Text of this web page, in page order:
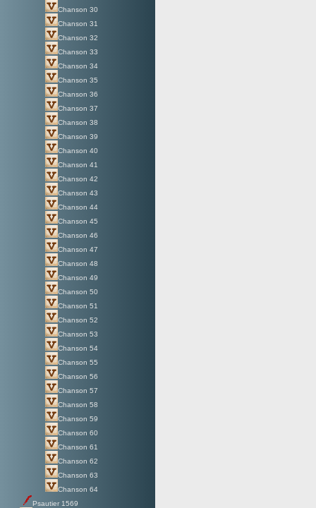
Chanson 30
Chanson 31
Chanson 32
Chanson 33
Chanson 34
Chanson 35
Chanson 36
Chanson 37
Chanson 38
Chanson 39
Chanson 40
Chanson 41
Chanson 42
Chanson 43
Chanson 44
Chanson 45
Chanson 46
Chanson 47
Chanson 48
Chanson 49
Chanson 50
Chanson 51
Chanson 52
Chanson 53
Chanson 54
Chanson 55
Chanson 56
Chanson 57
Chanson 58
Chanson 59
Chanson 60
Chanson 61
Chanson 62
Chanson 63
Chanson 64
Psautier 1569